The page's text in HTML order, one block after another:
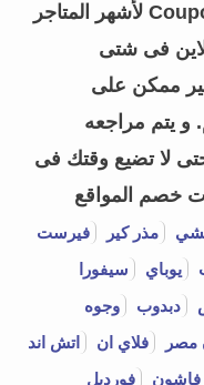
وكوبونات خصم Coupon Codes 2026 لأشهر المتاجر
لاين فى شتى
ممكن على
و يتم مراجعه
حتى لا تضيع وقتك فى
خصم المواقع
مذر كير
فيرست
يوباي
سيفورا
دبدوب
وجوه
مصر فلاي ان
اتش اند
فاشون
فورديل